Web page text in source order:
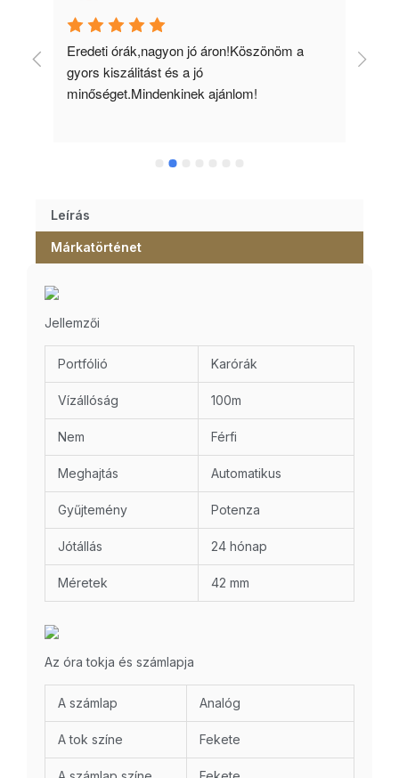
Eredeti órák,nagyon jó áron!Köszönöm a
gyors kiszálitást és a jó
minőséget.Mindenkinek ajánlom!
Leírás
Márkatörténet
Jellemzői
Portfólió Karórák
Vízállóság 100m
Nem Férfi
Meghajtás Automatikus
Gyűjtemény Potenza
Jótállás 24 hónap
Méretek 42 mm
Az óra tokja és számlapja
A számlap Analóg
A tok színe Fekete